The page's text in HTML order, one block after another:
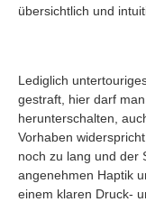
übersichtlich und
Lediglich
gestraft, hier darf
herunterschalten,
Vorhaben
noch zu lang und der
angenehmen Haptik
einem klaren Druck-